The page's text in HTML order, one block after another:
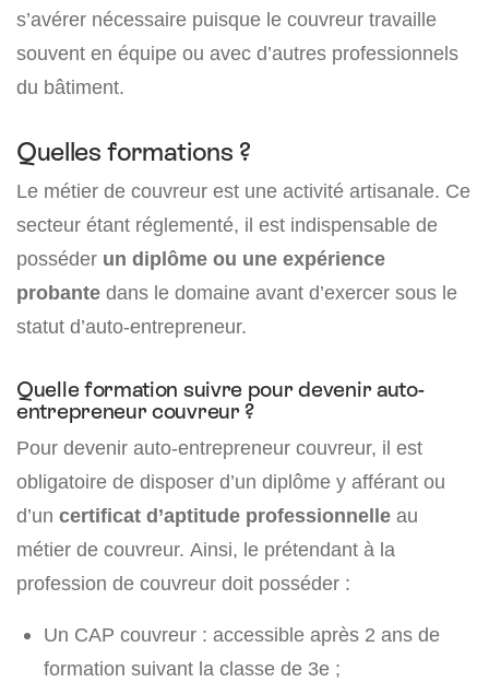
s’avérer nécessaire puisque le couvreur travaille
souvent en équipe ou avec d’autres professionnels
du bâtiment.
Quelles formations ?
Le métier de couvreur est une activité artisanale. Ce
secteur étant réglementé, il est indispensable de
posséder un diplôme ou une expérience
probante dans le domaine avant d’exercer sous le
statut d’auto-entrepreneur.
Quelle formation suivre pour devenir auto-
entrepreneur couvreur ?
Pour devenir auto-entrepreneur couvreur, il est
obligatoire de disposer d’un diplôme y afférant ou
d’un certificat d’aptitude professionnelle au
métier de couvreur. Ainsi, le prétendant à la
profession de couvreur doit posséder :
Un CAP couvreur : accessible après 2 ans de
formation suivant la classe de 3e ;